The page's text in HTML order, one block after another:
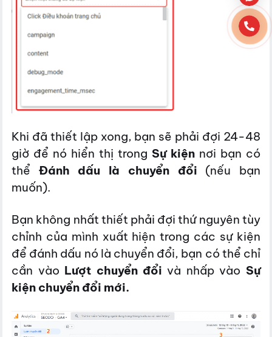
Khi đã thiết lập xong, bạn sẽ phải đợi 24-48
giờ để nó hiển thị trong Sự kiệnnơi bạn có
thể Đánh dấu là chuyển đổi (nếu bạn
muốn).
Bạn không nhất thiết phải đợi thứ nguyên tùy
chỉnh của mình xuất hiện trong các sự kiện
để đánh dấu nó là chuyển đổi, bạn có thể chỉ
cần vào Lượt chuyển đổi và nhấp vào Sự
kiện chuyển đổi mới.